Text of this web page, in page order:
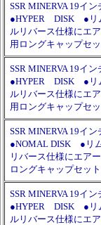
SSR MINERVA 19イ
●HYPER DISK ●リ
ルリバース仕様にエ
用ロングキャップセ
SSR MINERVA 19イ
●HYPER DISK ●リ
ルリバース仕様にエ
用ロングキャップセ
SSR MINERVA 19イ
●NOMAL DISK ●リ
リバース仕様にエア
ロングキャップセッ
SSR MINERVA 19イ
●HYPER DISK ●リ
ルリバース仕様にエ